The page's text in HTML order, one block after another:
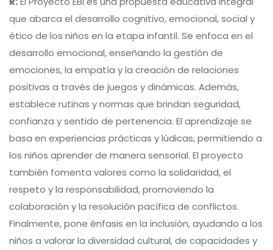
que abarca el desarrollo cognitivo, emocional, social y
ético de los niños en la etapa infantil. Se enfoca en el
desarrollo emocional, enseñando la gestión de
emociones, la empatía y la creación de relaciones
positivas a través de juegos y dinámicas. Además,
establece rutinas y normas que brindan seguridad,
confianza y sentido de pertenencia. El aprendizaje se
basa en experiencias prácticas y lúdicas, permitiendo a
los niños aprender de manera sensorial. El proyecto
también fomenta valores como la solidaridad, el
respeto y la responsabilidad, promoviendo la
colaboración y la resolución pacífica de conflictos.
Finalmente, pone énfasis en la inclusión, ayudando a los
niños a valorar la diversidad cultural, de capacidades y